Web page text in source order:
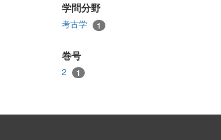
学問分野
考古学 1
巻号
2 1